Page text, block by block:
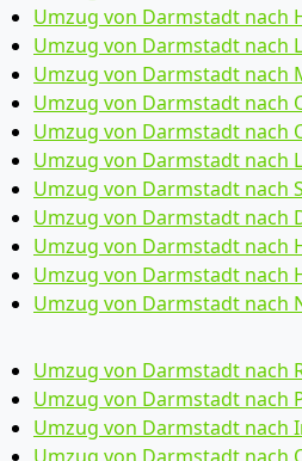
Umzug von Darmstadt nach
Umzug von Darmstadt nach
Umzug von Darmstadt nach
Umzug von Darmstadt nach
Umzug von Darmstadt nach
Umzug von Darmstadt nach
Umzug von Darmstadt nach
Umzug von Darmstadt nach
Umzug von Darmstadt nach
Umzug von Darmstadt nach
Umzug von Darmstadt nach
Umzug von Darmstadt nach
Umzug von Darmstadt nach
Umzug von Darmstadt nach